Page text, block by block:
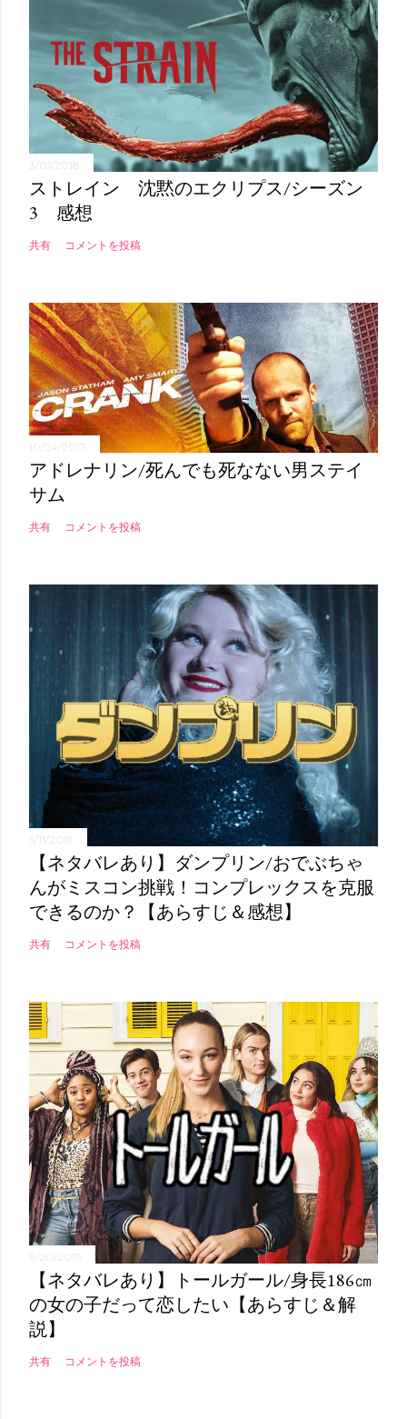
3/01/2018
ストレイン 沈黙のエクリプス/シーズン
3 感想
共有 コメントを投稿
10/24/2017
アドレナリン/死んでも死なない男ステイ
サム
共有 コメントを投稿
5/11/2019
【ネタバレあり】ダンプリン/おでぶちゃ
んがミスコン挑戦！コンプレックスを克服
できるのか？【あらすじ＆感想】
共有 コメントを投稿
9/20/2019
【ネタバレあり】トールガール/身長186㎝
の女の子だって恋したい【あらすじ＆解
説】
共有 コメントを投稿